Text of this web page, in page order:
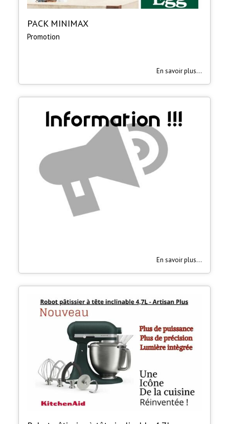
PACK MINIMAX
Promotion
En savoir plus...
En savoir plus...